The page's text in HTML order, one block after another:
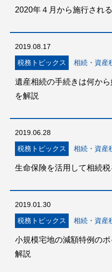
2020年４月から施行され
2019.08.17
税務トピックス
相続・資産
遺産相続の手続きは何か
を解説
2019.06.28
税務トピックス
相続・資産
生命保険を活用して相続
2019.01.30
税務トピックス
相続・資産
小規模宅地の減額特例の
解説